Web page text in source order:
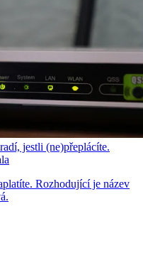
jestli (ne)přeplácíte.
Rozhodující je název